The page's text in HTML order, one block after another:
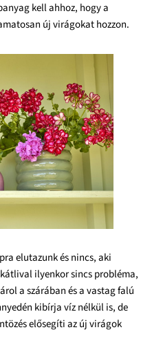
kell ahhoz, hogy a
új virágokat hozzon.
elutazunk és nincs, aki
ilyenkor sincs probléma,
a szárában és a vastag falú
kibírja víz nélkül is, de
elősegíti az új virágok